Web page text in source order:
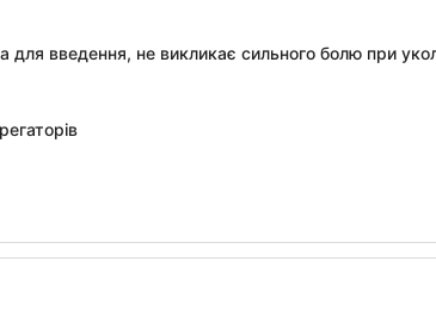
введення, не викликає сильного болю при